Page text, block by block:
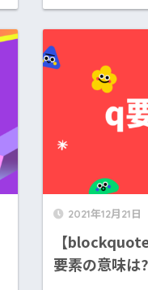
2021年12月21日
【
要素の意味は